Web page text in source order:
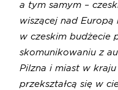
a tym samym –
wiszącej nad
w czeskim budżecie
skomunikowaniu z
Pilzna i miast w
przekształcą się w